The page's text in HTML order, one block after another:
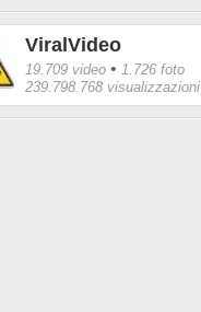
ViralVideo
19.709 video • 1.726 foto
239.798.768 visualizzazioni